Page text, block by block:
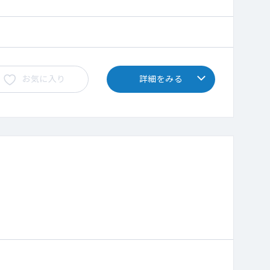
お気に入り 詳細をみる